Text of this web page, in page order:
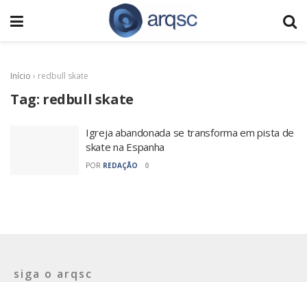
Início › redbull skate
Tag: redbull skate
Igreja abandonada se transforma em pista de
skate na Espanha
POR REDAÇÃO 0
siga o arqsc